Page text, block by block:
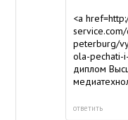
<a
peterburg/
ola-pechati-
диплом
ответить